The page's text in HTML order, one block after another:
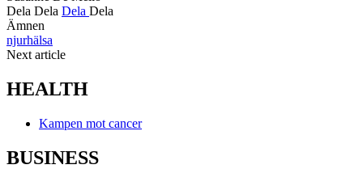
Dela Dela Dela Dela
Ämnen
njurhälsa
Next article
HEALTH
Kampen mot cancer
BUSINESS